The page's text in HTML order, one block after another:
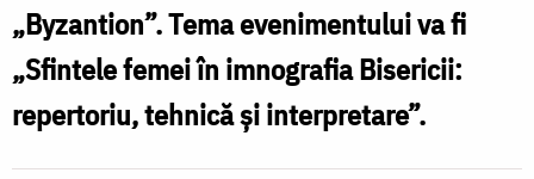
„Byzantion”. Tema evenimentului va fi
„Sfintele femei în imnografia Bisericii:
repertoriu, tehnică și interpretare”.